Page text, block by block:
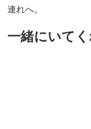
連れへ。
一緒にいてく